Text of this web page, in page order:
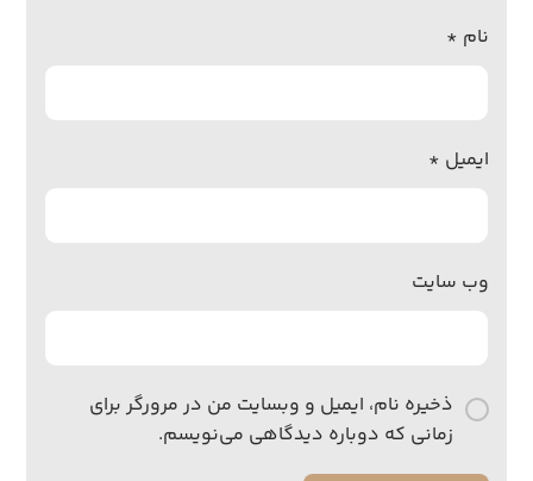
نام *
ایمیل *
وب‌ سایت
ذخیره نام، ایمیل و وبسایت من در مرورگر برای
زمانی که دوباره دیدگاهی می‌نویسم.